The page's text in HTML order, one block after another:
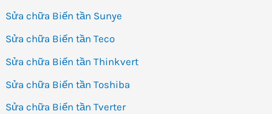
Sửa chữa Biến tần Sunye
Sửa chữa Biến tần Teco
Sửa chữa Biến tần Thinkvert
Sửa chữa Biến tần Toshiba
Sửa chữa Biến tần Tverter